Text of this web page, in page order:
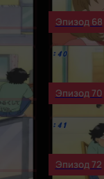
Эпизод 68
Эпизод 70
Эпизод 72